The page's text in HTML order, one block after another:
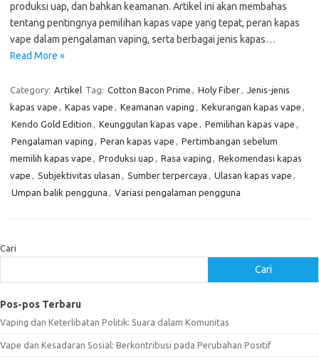
produksi uap, dan bahkan keamanan. Artikel ini akan membahas
tentang pentingnya pemilihan kapas vape yang tepat, peran kapas
vape dalam pengalaman vaping, serta berbagai jenis kapas…
Read More »
Category: Artikel Tag: Cotton Bacon Prime , Holy Fiber, Jenis-jenis
kapas vape , Kapas vape , Keamanan vaping , Kekurangan kapas vape ,
Kendo Gold Edition , Keunggulan kapas vape , Pemilihan kapas vape ,
Pengalaman vaping , Peran kapas vape , Pertimbangan sebelum
memilih kapas vape , Produksi uap , Rasa vaping , Rekomendasi kapas
vape , Subjektivitas ulasan , Sumber terpercaya , Ulasan kapas vape ,
Umpan balik pengguna , Variasi pengalaman pengguna
Cari
Cari
Pos-pos Terbaru
Vaping dan Keterlibatan Politik: Suara dalam Komunitas
Vape dan Kesadaran Sosial: Berkontribusi pada Perubahan Positif